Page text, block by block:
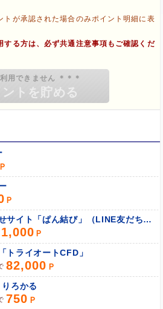
トが承認された場合のみポイント明細に表
する方は、必ず共通注意事項もご確認くだ
を削除する
ンドウ、タブを閉じる
る
報を全て削除してブラウザを再起動
て「ポイント対象リンク」からポイント
パン専門お取り寄せサイト「ぱん結び」（LINE友だち追加）
1,000
トライオートCFD」
82,000
ろかる
750